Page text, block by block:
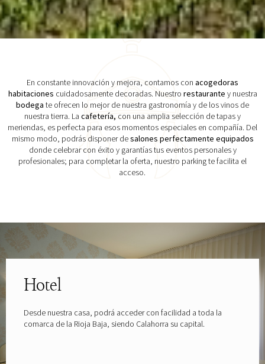
En constante innovación y mejora, contamos con acogedoras
habitaciones cuidadosamente decoradas. Nuestro restaurante y nuestra
bodega te ofrecen lo mejor de nuestra gastronomía y de los vinos de
nuestra tierra. La cafetería, con una amplia selección de tapas y
meriendas, es perfecta para esos momentos especiales en compañía. Del
mismo modo, podrás disponer desalones perfectamente equipados
donde celebrar con éxito y garantías tus eventos personales y
profesionales; para completar la oferta, nuestro parking te facilita el
acceso.
Hotel
Desde nuestra casa, podrá acceder con facilidad a toda la
comarca de la Rioja Baja, siendo Calahorra su capital.